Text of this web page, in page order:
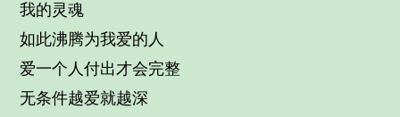
我的灵魂
如此沸腾为我爱的人
爱一个人付出才会完整
无条件越爱就越深